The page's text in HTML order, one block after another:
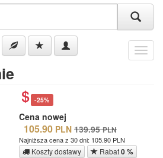
Menu
-25%
Cena nowej
105.90 PLN 139.95 PLN
Najniższa cena z 30 dni: 105.90 PLN
Koszty dostawy Rabat0 %